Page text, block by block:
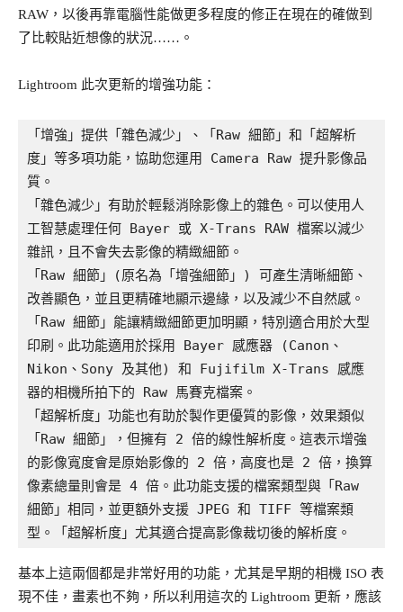
RAW，以後再靠電腦性能做更多程度的修正在現在的確做到
了比較貼近想像的狀況……。
Lightroom 此次更新的增強功能：
「增強」提供「雜色減少」、「Raw 細節」和「超解析
度」等多項功能，協助您運用 Camera Raw 提升影像品
質。
「雜色減少」有助於輕鬆消除影像上的雜色。可以使用人
工智慧處理任何 Bayer 或 X-Trans RAW 檔案以減少
雜訊，且不會失去影像的精緻細節。
「Raw 細節」(原名為「增強細節」) 可產生清晰細節、
改善顯色，並且更精確地顯示邊緣，以及減少不自然感。
「Raw 細節」能讓精緻細節更加明顯，特別適合用於大型
印刷。此功能適用於採用 Bayer 感應器 (Canon、
Nikon、Sony 及其他) 和 Fujifilm X-Trans 感應
器的相機所拍下的 Raw 馬賽克檔案。
「超解析度」功能也有助於製作更優質的影像，效果類似
「Raw 細節」，但擁有 2 倍的線性解析度。這表示增強
的影像寬度會是原始影像的 2 倍，高度也是 2 倍，換算
像素總量則會是 4 倍。此功能支援的檔案類型與「Raw
細節」相同，並更額外支援 JPEG 和 TIFF 等檔案類
型。「超解析度」尤其適合提高影像裁切後的解析度。
基本上這兩個都是非常好用的功能，尤其是早期的相機 ISO 表
現不佳，畫素也不夠，所以利用這次的 Lightroom 更新，應該